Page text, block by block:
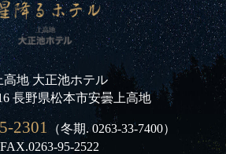
高地 大正池ホテル
長野県松本市安曇上高地
2301 （冬期.0263-33-7400）
FAX.0263-95-2522